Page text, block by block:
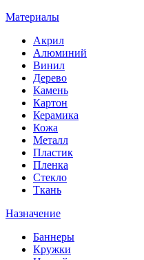
Материалы
Акрил
Алюминий
Винил
Дерево
Камень
Картон
Керамика
Кожа
Металл
Пластик
Пленка
Стекло
Ткань
Назначение
Баннеры
Кружки